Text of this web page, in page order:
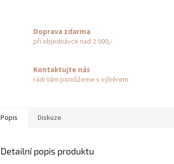
Doprava zdarma
při objednávce nad 2 000,-
Kontaktujte nás
rádi Vám pomůžeme s výběrem
Popis Diskuze
Detailní popis produktu